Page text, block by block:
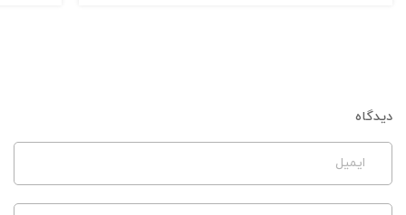
دیدگاه
ایمیل